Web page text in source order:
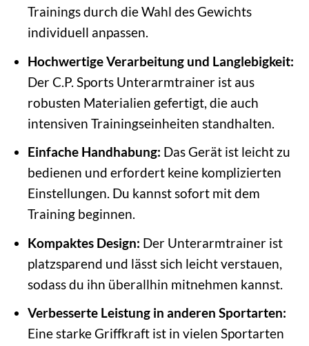
Trainings durch die Wahl des Gewichts
individuell anpassen.
Hochwertige Verarbeitung und Langlebigkeit:
Der C.P. Sports Unterarmtrainer ist aus
robusten Materialien gefertigt, die auch
intensiven Trainingseinheiten standhalten.
Einfache Handhabung: Das Gerät ist leicht zu
bedienen und erfordert keine komplizierten
Einstellungen. Du kannst sofort mit dem
Training beginnen.
Kompaktes Design: Der Unterarmtrainer ist
platzsparend und lässt sich leicht verstauen,
sodass du ihn überallhin mitnehmen kannst.
Verbesserte Leistung in anderen Sportarten:
Eine starke Griffkraft ist in vielen Sportarten